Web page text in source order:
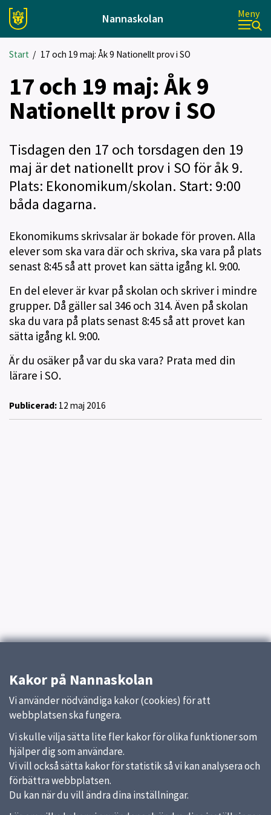
Nannaskolan Meny
Start / 17 och 19 maj: Åk 9 Nationellt prov i SO
17 och 19 maj: Åk 9
Nationellt prov i SO
Tisdagen den 17 och torsdagen den 19
maj är det nationellt prov i SO för åk 9.
Plats: Ekonomikum/skolan. Start: 9:00
båda dagarna.
Ekonomikums skrivsalar är bokade för proven. Alla
elever som ska vara där och skriva, ska vara på plats
senast 8:45 så att provet kan sätta igång kl. 9:00.
En del elever är kvar på skolan och skriver i mindre
grupper. Då gäller sal 346 och 314. Även på skolan
ska du vara på plats senast 8:45 så att provet kan
sätta igång kl. 9:00.
Är du osäker på var du ska vara? Prata med din
lärare i SO.
Publicerad: 12 maj 2016
Kakor på Nannaskolan
Vi använder nödvändiga kakor (cookies) för att
webbplatsen ska fungera.
Vi skulle vilja sätta lite fler kakor för olika funktioner som
hjälper dig som användare.
Vi vill också sätta kakor för statistik så vi kan analysera och
förbättra webbplatsen.
Du kan när du vill ändra dina inställningar.